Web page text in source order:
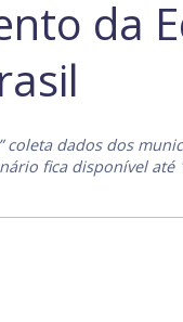
da
dados dos
fica disponível até